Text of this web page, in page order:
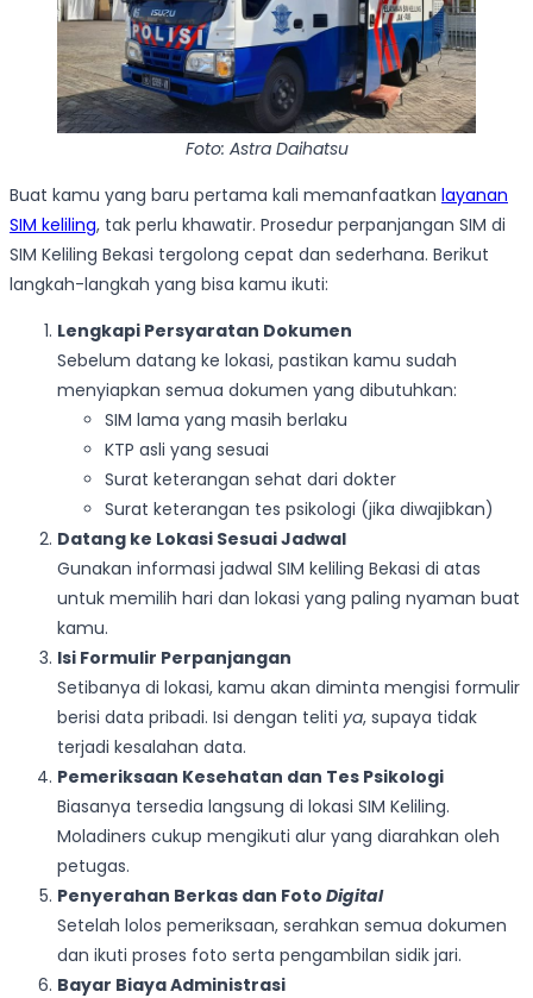
Foto: Astra Daihatsu
Buat kamu yang baru pertama kali memanfaatkan layanan
SIM keliling, tak perlu khawatir. Prosedur perpanjangan SIM di
SIM Keliling Bekasi tergolong cepat dan sederhana. Berikut
langkah-langkah yang bisa kamu ikuti:
Lengkapi Persyaratan Dokumen
Sebelum datang ke lokasi, pastikan kamu sudah
menyiapkan semua dokumen yang dibutuhkan:
SIM lama yang masih berlaku
KTP asli yang sesuai
Surat keterangan sehat dari dokter
Surat keterangan tes psikologi (jika diwajibkan)
Datang ke Lokasi Sesuai Jadwal
Gunakan informasi jadwal SIM keliling Bekasi di atas
untuk memilih hari dan lokasi yang paling nyaman buat
kamu.
Isi Formulir Perpanjangan
Setibanya di lokasi, kamu akan diminta mengisi formulir
berisi data pribadi. Isi dengan teliti ya, supaya tidak
terjadi kesalahan data.
Pemeriksaan Kesehatan dan Tes Psikologi
Biasanya tersedia langsung di lokasi SIM Keliling.
Moladiners cukup mengikuti alur yang diarahkan oleh
petugas.
Penyerahan Berkas dan Foto Digital
Setelah lolos pemeriksaan, serahkan semua dokumen
dan ikuti proses foto serta pengambilan sidik jari.
Bayar Biaya Administrasi